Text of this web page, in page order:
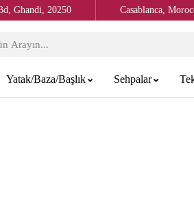
Ghandi, 20250 Casablanca,
Yatak/Baza/Başlık Sehpalar